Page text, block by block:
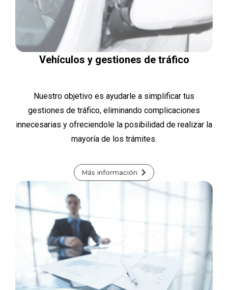
Vehículos y gestiones de tráfico
Nuestro objetivo es ayudarle a simplificar tus
gestiones de tráfico, eliminando complicaciones
innecesarias y ofreciendole la posibilidad de realizar la
mayoría de los trámites.
Más información